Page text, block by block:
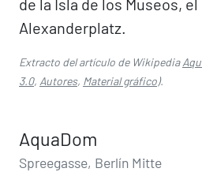
de la Isla de los Museos, el
Alexanderplatz.
Extracto del artículo de Wikipedia
3.0, Autores, Material gráfico).
AquaDom
Spreegasse, Berlín Mitte